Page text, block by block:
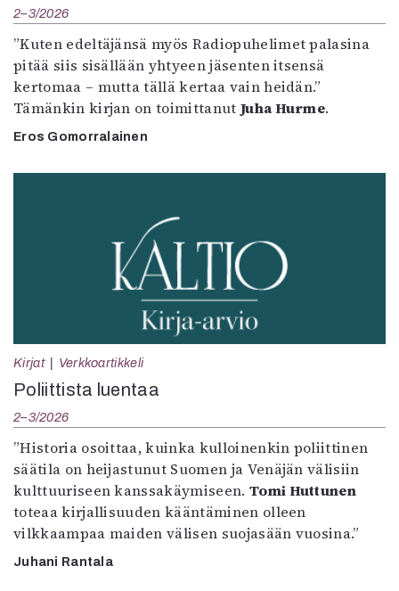
2–3/2026
”Kuten edeltäjänsä myös Radiopuhelimet palasina
pitää siis sisällään yhtyeen jäsenten itsensä
kertomaa – mutta tällä kertaa vain heidän.”
Tämänkin kirjan on toimittanut Juha Hurme.
Eros Gomorralainen
Kirjat Verkkoartikkeli
Poliittista luentaa
2–3/2026
”Historia osoittaa, kuinka kulloinenkin poliittinen
säätila on heijastunut Suomen ja Venäjän välisiin
kulttuuriseen kanssakäymiseen. Tomi Huttunen
toteaa kirjallisuuden kääntäminen olleen
vilkkaampaa maiden välisen suojasään vuosina.”
Juhani Rantala